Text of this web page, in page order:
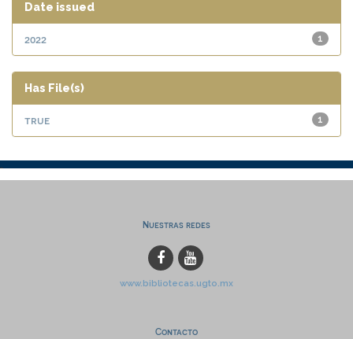
Date issued
1
2022
Has File(s)
1
true
Nuestras redes
www.bibliotecas.ugto.mx
Contacto